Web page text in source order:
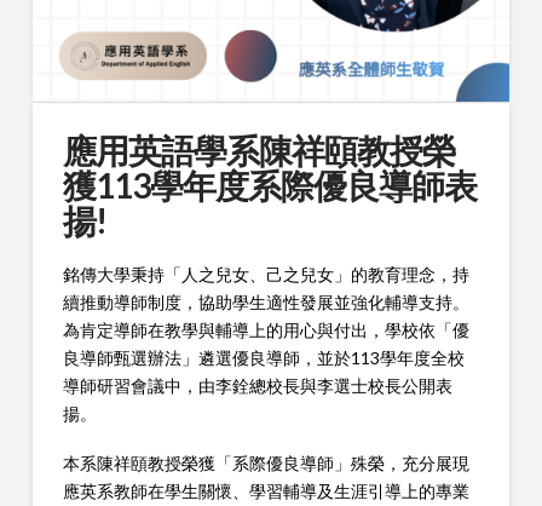
應用英語學系陳祥頤教授榮
獲113學年度系際優良導師表
揚!
銘傳大學秉持「人之兒女、己之兒女」的教育理念，持
續推動導師制度，協助學生適性發展並強化輔導支持。
為肯定導師在教學與輔導上的用心與付出，學校依「優
良導師甄選辦法」遴選優良導師，並於113學年度全校
導師研習會議中，由李銓總校長與李選士校長公開表
揚。
本系陳祥頤教授榮獲「系際優良導師」殊榮，充分展現
應英系教師在學生關懷、學習輔導及生涯引導上的專業